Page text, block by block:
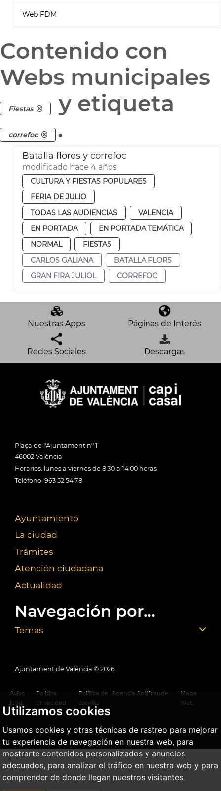
Utilizamos cookies
Usamos cookies y otras técnicas de rastreo para mejorar
tu experiencia de navegación en nuestra web, para
mostrarte contenidos personalizados y anuncios
adecuados, para analizar el tráfico en nuestra web y para
comprender de donde llegan nuestros visitantes.
Web FDM
Contenido con
Webs municipales
Fiestas y etiqueta
correfoc .
Batalla flores y correfoc
modificado hace 4 años
CULTURA Y FIESTAS POPULARES
FERIA DE JULIO
TODAS LAS AUDIENCIAS
VALENCIA
EN PORTADA
EN PORTADA TEMÁTICA
NORMAL
FIESTAS
CARLOS GALIANA
BATALLA FLORS
GRAN FIRA JULIOL
CORREFOC
Nuestras Apps Páginas de Interés
Redes Sociales Descargas
Plaça de l'Ajuntament nº 1
46002 València
Horarios: lunes a viernes de 8:30 a 14:00 horas
Teléfono: 963 52 54 78
Ayuntamiento
La ciudad
Trámites
Atención ciudadana
Actualidad
Navegación por...
Temas
Ajuntament de València © 2026
Aviso
legal
Política
privacidad
Política de
cookies
Agencia Antifraude
Mapa
Web